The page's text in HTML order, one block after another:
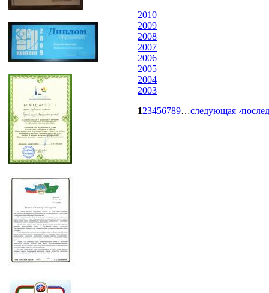
2010
2009
2008
2007
2006
2005
2004
2003
123456789…следующая ›